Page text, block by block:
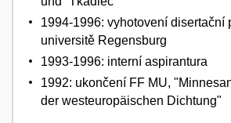
1994-1996: vyhotovení disertační
universitě Regensburg
1993-1996: interní aspirantura
1992: ukončení FF MU,
der westeuropäischen Dichtung"